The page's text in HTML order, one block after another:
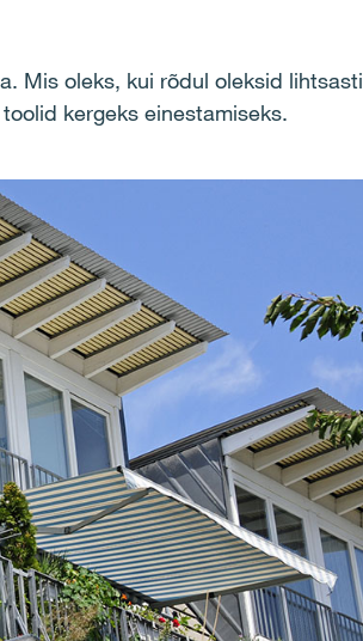
Mis oleks, kui rõdul oleksid lihtsasti
kergeks einestamiseks.